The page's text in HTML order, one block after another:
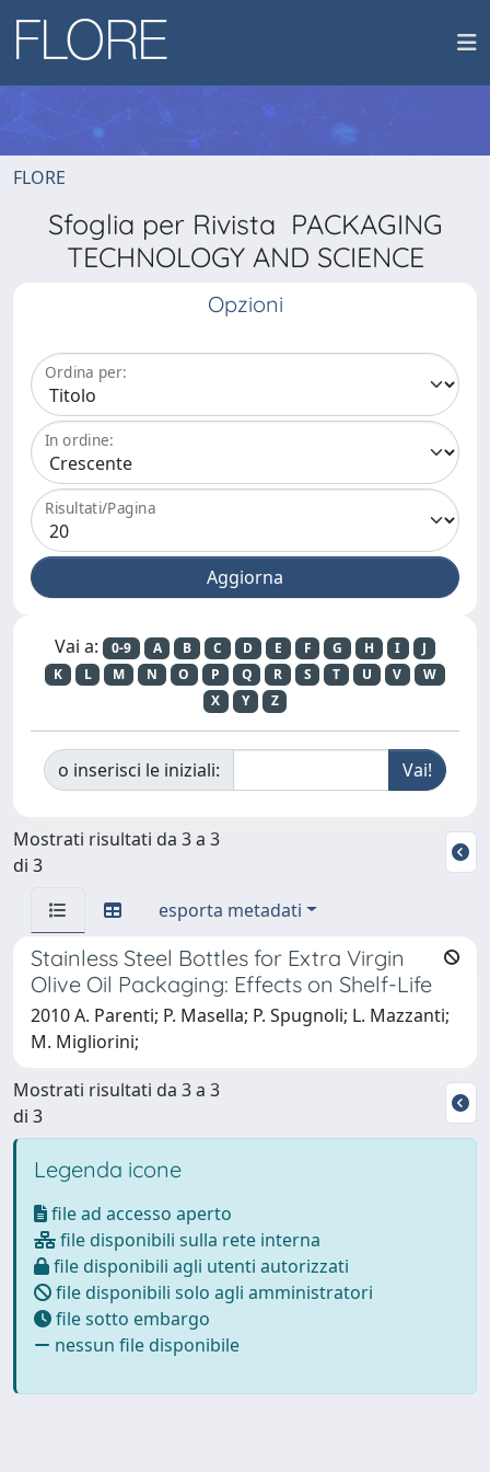
FLORE
Sfoglia per Rivista PACKAGING
TECHNOLOGY AND SCIENCE
Opzioni
Ordina per:
In ordine:
Risultati/Pagina
Vai a: 0-9 A B C D E F G H I
J
K
L M N O P Q R S T U V
W
X
Y Z
o inserisci le iniziali:
Mostrati risultati da 3 a 3
di 3
esporta metadati
Stainless Steel Bottles for Extra Virgin
Olive Oil Packaging: Effects on Shelf-Life
2010 A. Parenti; P. Masella; P. Spugnoli; L. Mazzanti;
M. Migliorini;
Mostrati risultati da 3 a 3
di 3
Legenda icone
file ad accesso aperto
file disponibili sulla rete interna
file disponibili agli utenti autorizzati
file disponibili solo agli amministratori
file sotto embargo
nessun file disponibile